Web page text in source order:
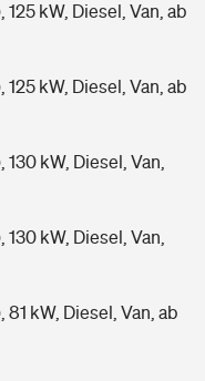
125 kW, Diesel, Van, ab
125 kW, Diesel, Van, ab
130 kW, Diesel, Van,
130 kW, Diesel, Van,
81 kW, Diesel, Van, ab